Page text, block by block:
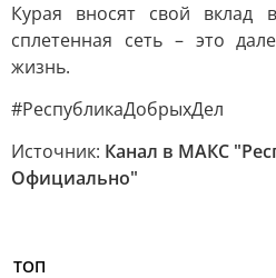
Курая вносят свой вклад
сплетенная сеть – это
жизнь.
#РеспубликаДобрыхДел
Источник: Канал в МАКС
Официально"
ТОП